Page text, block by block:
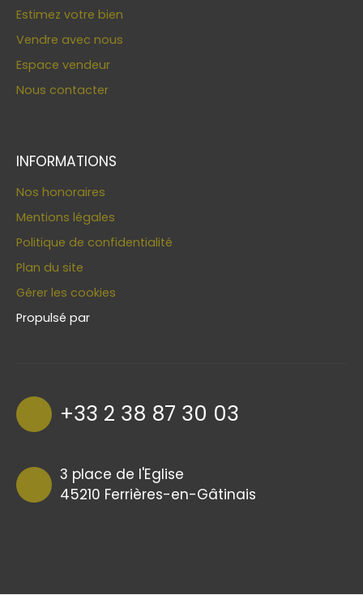
Estimez votre bien
Vendre avec nous
Espace vendeur
Nous contacter
INFORMATIONS
Nos honoraires
Mentions légales
Politique de confidentialité
Plan du site
Gérer les cookies
Propulsé par
+33 2 38 87 30 03
3 place de l'Eglise
45210 Ferrières-en-Gâtinais